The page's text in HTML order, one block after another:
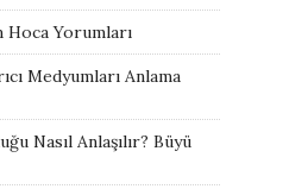
Yorumları
Medyumları Anlama
Nasıl Anlaşılır? Büyü